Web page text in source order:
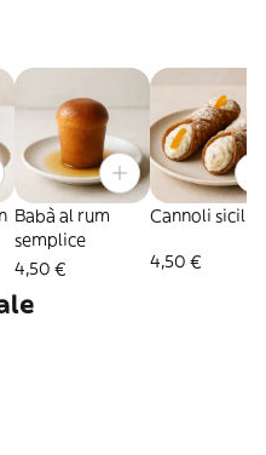
Babà al rum
semplice
4,50 €
Cannoli
4,50 €